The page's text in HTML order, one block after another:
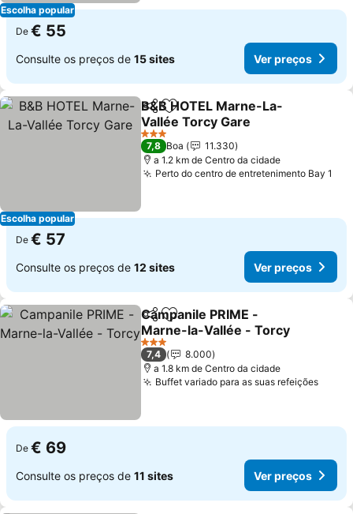
Escolha popular
De € 55
Consulte os preços de 15 sites Ver preços
Escolha popular
PartilharAdicionar aos favoritos
B&B HOTEL Marne-La-
Vallée Torcy Gare
3 Estrelas
7,8 Boa
11.330
a 1.2 km de Centro da cidade
Perto do centro de entretenimento Bay 1
De € 57
Consulte os preços de 12 sites Ver preços
PartilharAdicionar aos favoritos
Campanile PRIME -
Marne-la-Vallée - Torcy
3 Estrelas
7,4
8.000
a 1.8 km de Centro da cidade
Buffet variado para as suas refeições
De € 69
Consulte os preços de 11 sites Ver preços